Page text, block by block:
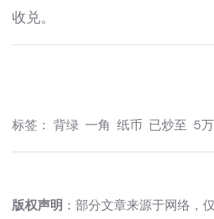
收兑。
标签： 背绿 一角 纸币 已炒至 5
版权声明 ：部分文章来源于网络，